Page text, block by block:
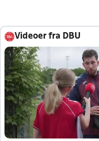
Videoer fra DBU